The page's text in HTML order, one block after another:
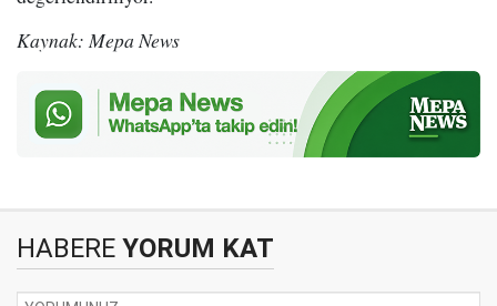
Kaynak: Mepa News
HABERE YORUM KAT